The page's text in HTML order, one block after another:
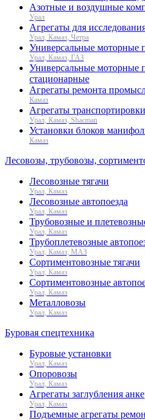
Азотные и воздушные
Урал
Агрегаты для
Урал, Камаз, Четра
Универсальные моторные
Урал, Камаз, ГАЗ
Универсальные моторные
стационарные
Агрегаты ремонта
Камаз
Агрегаты
Урал, Камаз, Shacman
Установки блоков
Камаз
Лесовозы, трубовозы,
Лесовозные тягачи
Урал, Камаз
Лесовозные автопоезда
Урал, Камаз
Трубовозные и
Урал, Камаз
Трубоплетевозные
Урал, Камаз, МАЗ
Сортиментовозные тягачи
Урал, Камаз
Сортиментовозные
Урал, Камаз
Металловозы
Урал, Камаз
Буровая спецтехника
Буровые установки
Урал, Камаз
Опоровозы
Урал, Камаз
Агрегаты заглубления
Урал, Камаз
Подъемные агрегаты